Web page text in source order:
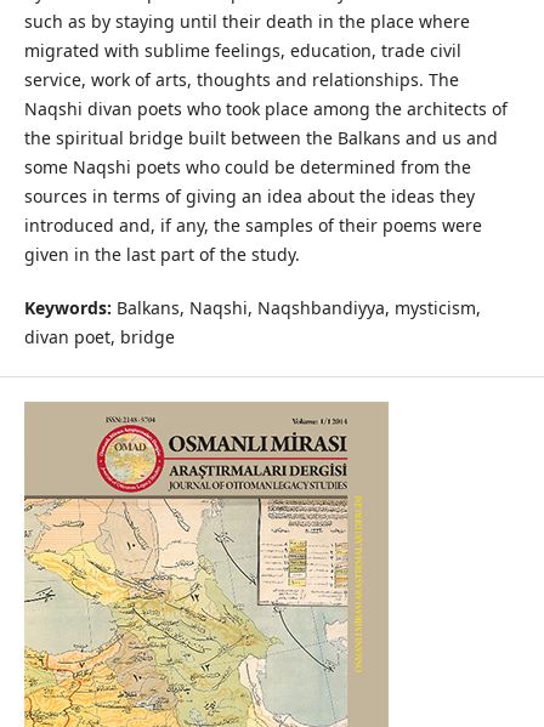
such as by staying until their death in the place where
migrated with sublime feelings, education, trade civil
service, work of arts, thoughts and relationships. The
Naqshi divan poets who took place among the architects of
the spiritual bridge built between the Balkans and us and
some Naqshi poets who could be determined from the
sources in terms of giving an idea about the ideas they
introduced and, if any, the samples of their poems were
given in the last part of the study.
Keywords: Balkans, Naqshi, Naqshbandiyya, mysticism,
divan poet, bridge